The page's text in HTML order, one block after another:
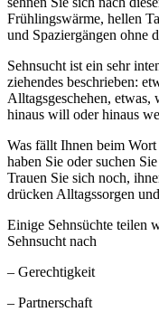
Frühlingswärme, hellen
und Spaziergängen ohne
Sehnsucht ist ein sehr
ziehendes beschrieben:
Alltagsgeschehen, etwas,
hinaus will oder hinaus
Was fällt Ihnen beim
haben Sie oder suchen
Trauen Sie sich noch,
drücken Alltagssorgen
Einige Sehnsüchte teilen
Sehnsucht nach
– Gerechtigkeit
– Partnerschaft